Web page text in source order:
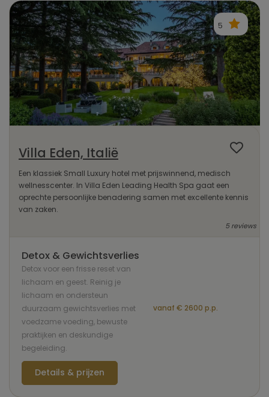
5
Villa Eden, Italië
Een klassiek Small Luxury hotel met prijswinnend, medisch
wellnesscenter. In Villa Eden Leading Health Spa gaat een
oprechte persoonlijke benadering samen met excellente kennis
van zaken.
5 reviews
Detox & Gewichtsverlies
Detox voor een frisse reset van
lichaam en geest. Reinig je
lichaam en ondersteun
duurzaam gewichtsverlies met
voedzame voeding, bewuste
praktijken en deskundige
begeleiding.
vanaf € 2600 p.p.
Details & prijzen